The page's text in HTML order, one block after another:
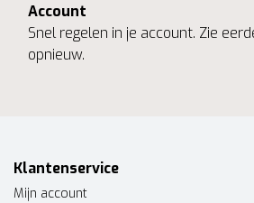
Account
Snel regelen in je account. Zie
opnieuw.
Klantenservice
Mijn account